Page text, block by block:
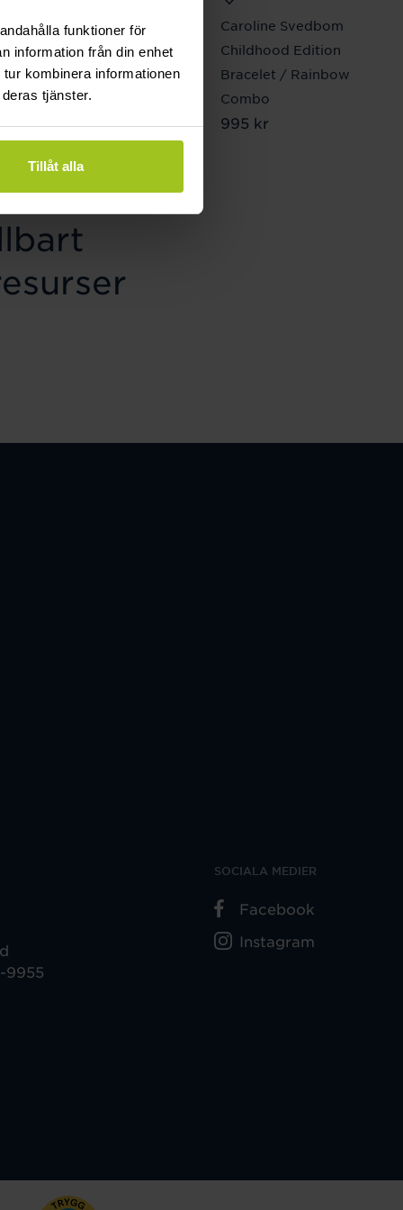
funktioner för
information från din enhet
kombinera informationen
tjänster.
Tillåt alla
Connoisseurs
Precious Jewellery
Cleaner Gold
Pris:199 kr
199 kr
Caroline Svedbom
Childhood Edition
Bracelet / Rainbow
Combo
Pris:995 kr
995 kr
9955
SOCIALA MEDIER
Facebook
Instagram